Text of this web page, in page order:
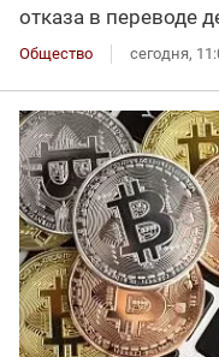
отказа в переводе
Общество сегодня,